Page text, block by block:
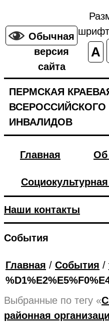
Обычная
версия
сайта
A
ПЕРМСКАЯ
ИНВАЛИДОВ
Главная Об
Наши контакты
События
Главная / События /
Выбранные по тегу «
районная